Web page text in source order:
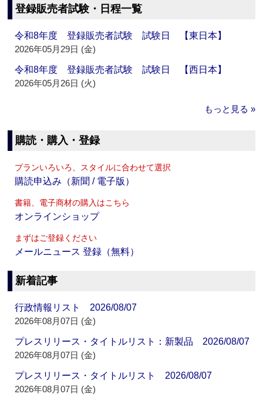
登録販売者試験・日程一覧
令和8年度 登録販売者試験 試験日 【東日本】
2026年05月29日 (金)
令和8年度 登録販売者試験 試験日 【西日本】
2026年05月26日 (火)
もっと見る »
購読・購入・登録
プランいろいろ、スタイルに合わせて選択
購読申込み（新聞 / 電子版）
書籍、電子商材の購入はこちら
オンラインショップ
まずはご登録ください
メールニュース 登録（無料）
新着記事
行政情報リスト 2026/08/07
2026年08月07日 (金)
プレスリリース・タイトルリスト：新製品 2026/08/07
2026年08月07日 (金)
プレスリリース・タイトルリスト 2026/08/07
2026年08月07日 (金)